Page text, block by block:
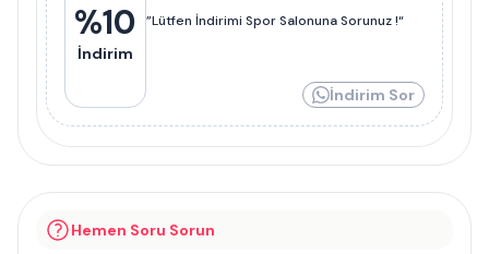
%10
İndirim
”Lütfen İndirimi Spor Salonuna Sorunuz !“
İndirim Sor
Hemen Soru Sorun